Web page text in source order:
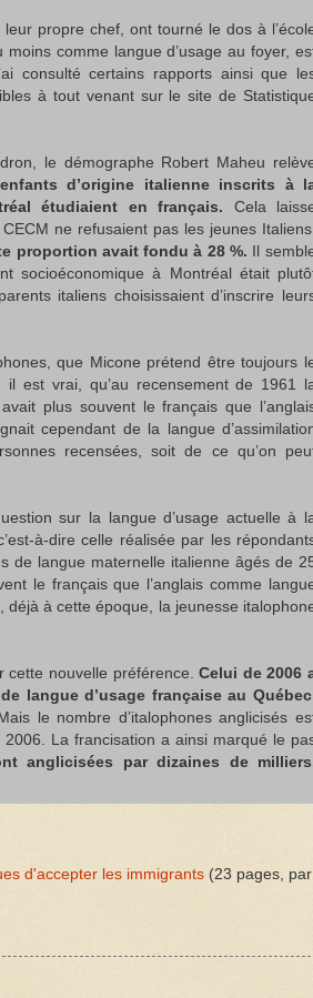
propre chef, ont tourné le dos à
comme langue d’usage au foyer,
consulté certains rapports ainsi que
à tout venant sur le site de
le démographe Robert Maheu
d’origine italienne inscrits à
étudiaient en français. Cela
ne refusaient pas les jeunes
proportion avait fondu à 28 %. Il
socioéconomique à Montréal était
italiens choisissaient d’inscrire
que Micone prétend être toujours
il est vrai, qu’au recensement de 1961
plus souvent le français que
cependant de la langue
recensées, soit de ce qu’on
sur la langue d’usage actuelle à
à-dire celle réalisée par les
de langue maternelle italienne âgés de
le français que l’anglais comme
déjà à cette époque, la jeunesse
cette nouvelle préférence.Celui de 2006
langue d’usage française au
le nombre d’italophones anglicisés
La francisation a ainsi marqué le
anglicisées par dizaines de
d'accepter les immigrants (23 pages, par